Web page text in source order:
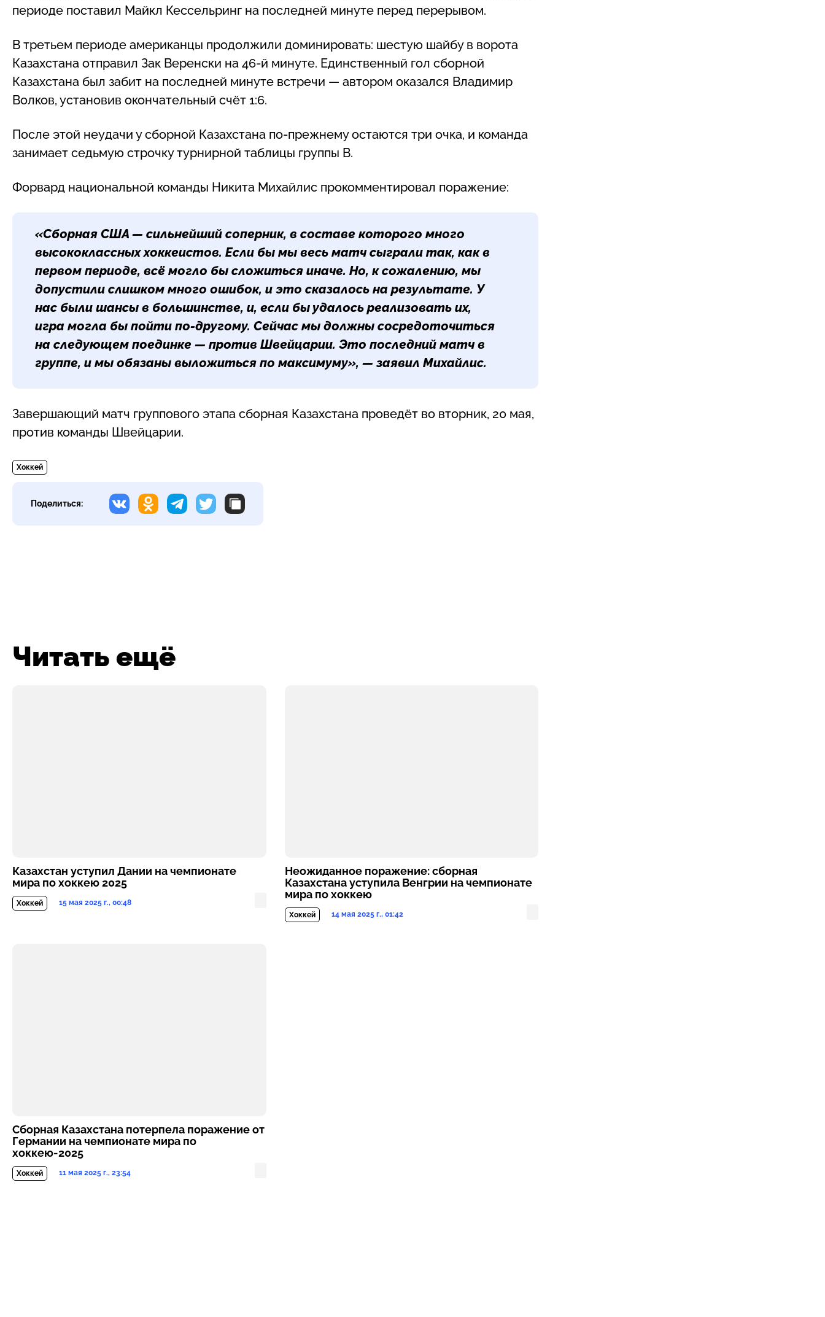
периоде поставил Майкл Кессельринг на последней минуте перед перерывом.
В третьем периоде американцы продолжили доминировать: шестую шайбу в ворота
Казахстана отправил Зак Веренски на 46-й минуте. Единственный гол сборной
Казахстана был забит на последней минуте встречи — автором оказался Владимир
Волков, установив окончательный счёт 1:6.
После этой неудачи у сборной Казахстана по-прежнему остаются три очка, и команда
занимает седьмую строчку турнирной таблицы группы B.
Форвард национальной команды Никита Михайлис прокомментировал поражение:
«Сборная США — сильнейший соперник, в составе которого много
высококлассных хоккеистов. Если бы мы весь матч сыграли так, как в
первом периоде, всё могло бы сложиться иначе. Но, к сожалению, мы
допустили слишком много ошибок, и это сказалось на результате. У
нас были шансы в большинстве, и, если бы удалось реализовать их,
игра могла бы пойти по-другому. Сейчас мы должны сосредоточиться
на следующем поединке — против Швейцарии. Это последний матч в
группе, и мы обязаны выложиться по максимуму», — заявил Михайлис.
Завершающий матч группового этапа сборная Казахстана проведёт во вторник, 20 мая,
против команды Швейцарии.
Хоккей
Поделиться:
Читать ещё
Казахстан уступил Дании на чемпионате
мира по хоккею 2025
Хоккей 15 мая 2025 г., 00:48
Неожиданное поражение: сборная
Казахстана уступила Венгрии на чемпионате
мира по хоккею
Хоккей 14 мая 2025 г., 01:42
Сборная Казахстана потерпела поражение от
Германии на чемпионате мира по
хоккею-2025
Хоккей 11 мая 2025 г., 23:54